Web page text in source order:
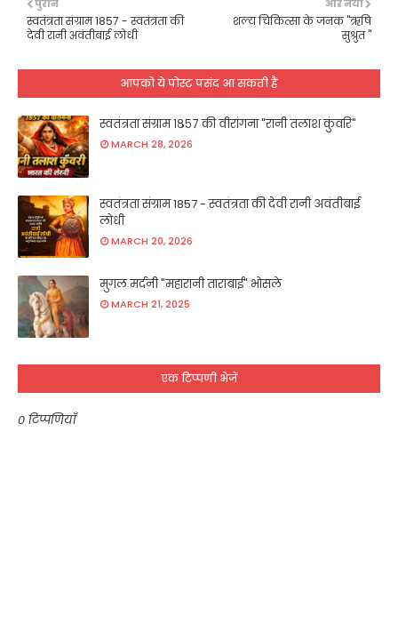
और नया
शल्य चिकित्सा के जनक "ऋषि
सुश्रुत "
पुराने
स्वतंत्रता संग्राम 1857 - स्वतंत्रता की
देवी रानी अवंतीबाई लोधी
आपको ये पोस्ट पसंद आ सकती हैं
स्वतंत्रता संग्राम १८५७ की वीरांगना "रानी तलाश कुंवरि"
MARCH 28, 2026
स्वतंत्रता संग्राम 1857 - स्वतंत्रता की देवी रानी अवंतीबाई
लोधी
MARCH 20, 2026
मुगल मर्दनी "महारानी ताराबाई" भोसले
MARCH 21, 2025
एक टिप्पणी भेजें
0 टिप्पणियाँ